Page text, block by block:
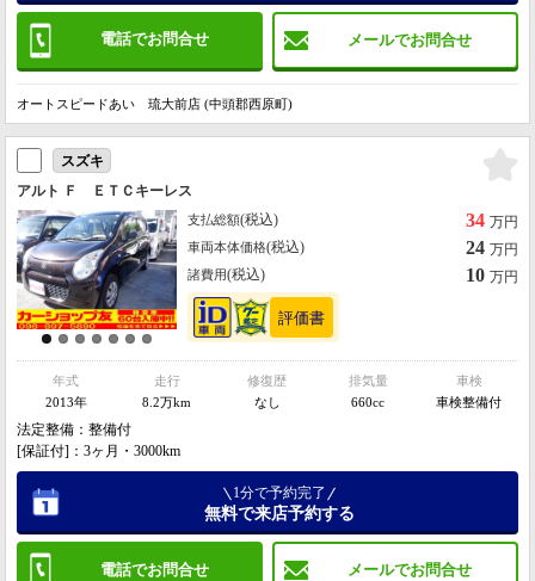
電話でお問合せ メールでお問合せ
オートスピードあい 琉大前店 (中頭郡西原町)
スズキ
アルト Ｆ ＥＴＣキーレス
支払総額(税込) 34 万円
車両本体価格(税込) 24 万円
諸費用(税込) 10 万円
年式
2013年
走行
8.2万km
修復歴
なし
排気量
660cc
車検
車検整備付
法定整備：整備付
[保証付]：3ヶ月・3000km
電話でお問合せ メールでお問合せ
1分で予約完了
無料で来店予約する